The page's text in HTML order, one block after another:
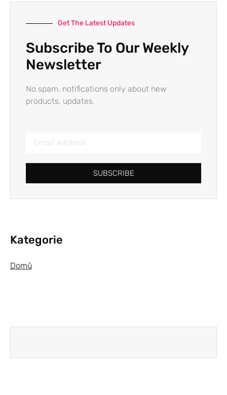
Get The Latest Updates
Subscribe To Our Weekly
Newsletter
No spam, notifications only about new
products, updates.
SUBSCRIBE
Kategorie
Domů